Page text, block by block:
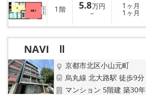
1 階 5.8万円
－
1 ヶ月
1 ヶ月
NAVI Ⅱ
京都市北区小山元町
烏丸線 北大路駅 徒歩9分
マンション 5階建 築30年